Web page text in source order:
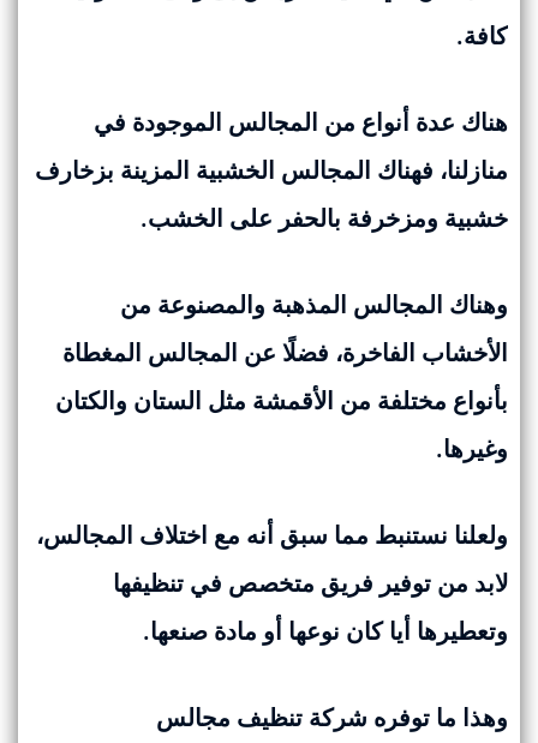
كافة.
هناك عدة أنواع من المجالس الموجودة في
منازلنا، فهناك المجالس الخشبية المزينة بزخارف
خشبية ومزخرفة بالحفر على الخشب.
وهناك المجالس المذهبة والمصنوعة من
الأخشاب الفاخرة، فضلًا عن المجالس المغطاة
بأنواع مختلفة من الأقمشة مثل الستان والكتان
وغيرها.
ولعلنا نستنبط مما سبق أنه مع اختلاف المجالس،
لابد من توفير فريق متخصص في تنظيفها
وتعطيرها أيا كان نوعها أو مادة صنعها.
وهذا ما توفره شركة تنظيف مجالس